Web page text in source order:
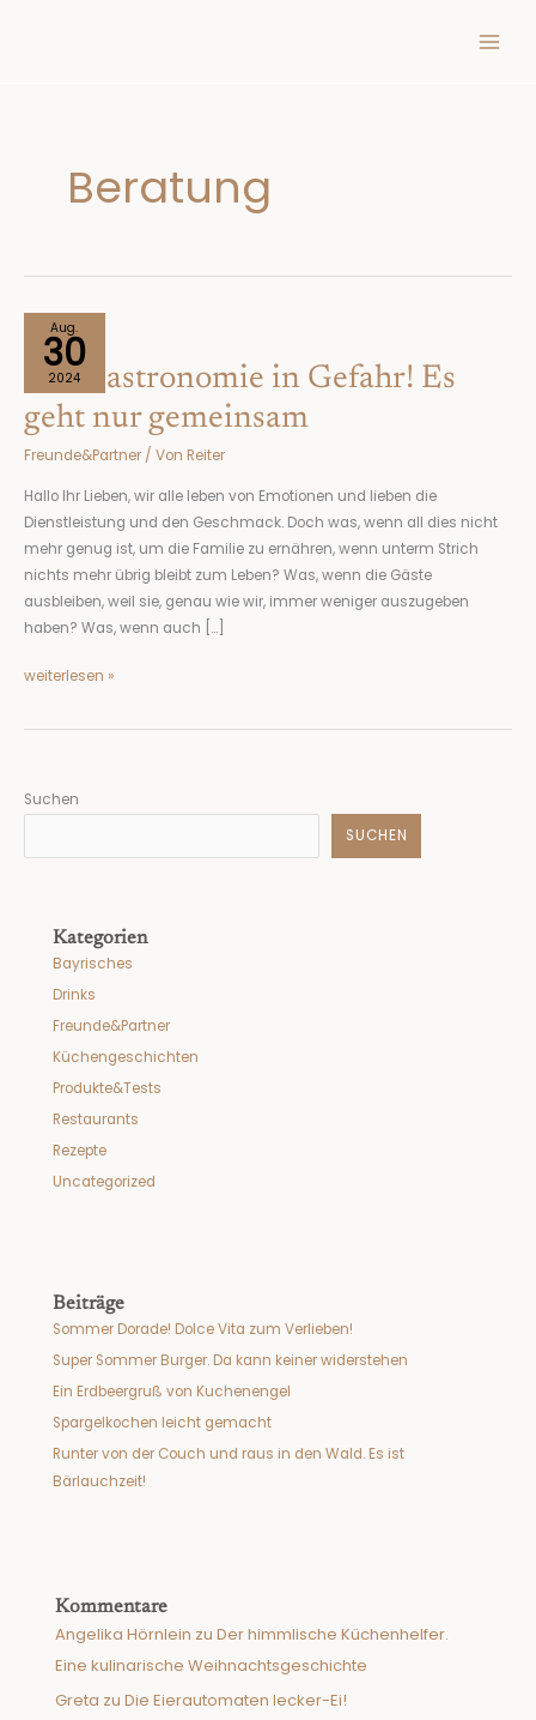
Beratung
Aug.
30
2024
Die Gastronomie in Gefahr! Es
geht nur gemeinsam
Freunde&Partner / Von Reiter
Hallo Ihr Lieben, wir alle leben von Emotionen und lieben die
Dienstleistung und den Geschmack. Doch was, wenn all dies nicht
mehr genug ist, um die Familie zu ernähren, wenn unterm Strich
nichts mehr übrig bleibt zum Leben? Was, wenn die Gäste
ausbleiben, weil sie, genau wie wir, immer weniger auszugeben
haben? Was, wenn auch […]
Gastronomie
Gefahr!
Es
geht
weiterlesen »
Suchen
SUCHEN
Kategorien
Bayrisches
Drinks
Freunde&Partner
Küchengeschichten
Produkte&Tests
Restaurants
Rezepte
Uncategorized
Beiträge
Sommer Dorade! Dolce Vita zum Verlieben!
Super Sommer Burger. Da kann keiner widerstehen
Ein Erdbeergruß von Kuchenengel
Spargelkochen leicht gemacht
Runter von der Couch und raus in den Wald. Es ist
Bärlauchzeit!
Kommentare
Angelika Hörnlein zu Der himmlische Küchenhelfer.
Eine kulinarische Weihnachtsgeschichte
Greta zu Die Eierautomaten lecker-Ei!